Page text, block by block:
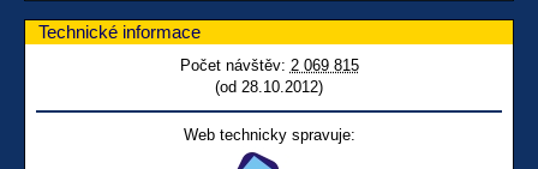
Technické informace
Počet návštěv: 2 069 815
(od 28.10.2012)
Web technicky spravuje: